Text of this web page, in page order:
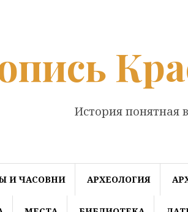
История понятная
И ЧАСОВНИ АРХЕОЛОГИЯ